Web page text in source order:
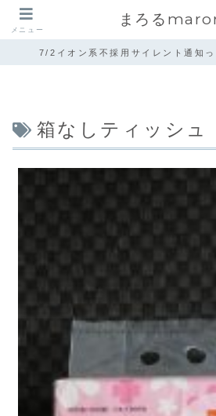
7/2イオン系不採用サイレント通知
箱なしティッシュ
メニュー
まろる